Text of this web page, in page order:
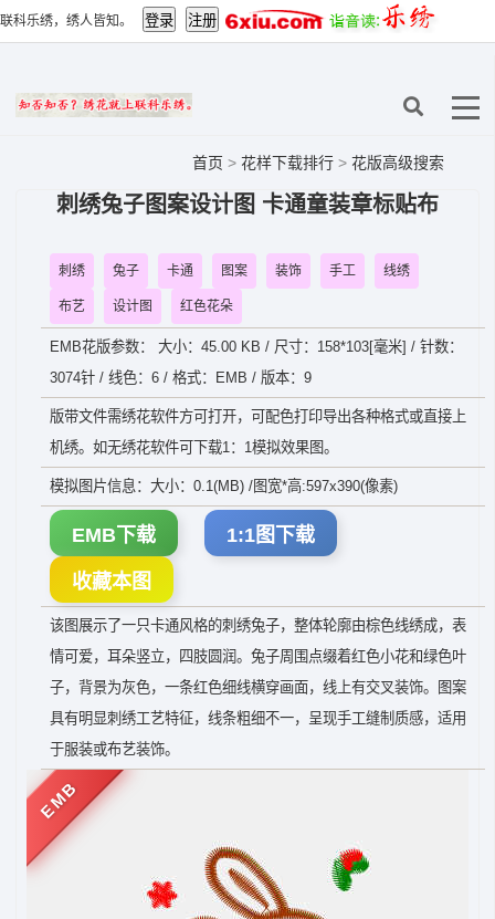
联科乐绣，绣人皆知。
首页 > 花样下载排行 > 花版高级搜索
刺绣兔子图案设计图 卡通童装章标贴布
刺绣 兔子 卡通 图案 装饰 手工 线绣
布艺 设计图 红色花朵
EMB花版参数： 大小：45.00 KB / 尺寸：158*103[毫米] / 针数：
3074针 / 线色：6 / 格式：EMB / 版本：9
版带文件需绣花软件方可打开，可配色打印导出各种格式或直接上
机绣。如无绣花软件可下载1：1模拟效果图。
模拟图片信息：大小：0.1(MB) /图宽*高:597x390(像素)
EMB下载 1:1图下载
收藏本图
该图展示了一只卡通风格的刺绣兔子，整体轮廓由棕色线绣成，表
情可爱，耳朵竖立，四肢圆润。兔子周围点缀着红色小花和绿色叶
子，背景为灰色，一条红色细线横穿画面，线上有交叉装饰。图案
具有明显刺绣工艺特征，线条粗细不一，呈现手工缝制质感，适用
于服装或布艺装饰。
EMB